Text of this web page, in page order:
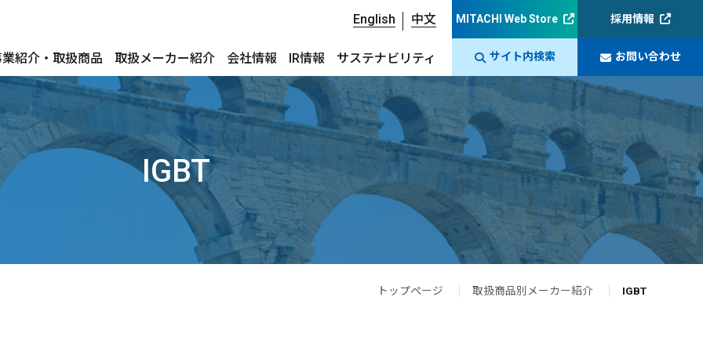
English 中文
紹介・取扱商品 取扱メーカー紹介 会社情報 IR情報 サステナビリティ
MITACHI Web Store 採用情報
サイト内検索 お問い合わせ
IGBT
トップページ 取扱商品別メーカー紹介 IGBT